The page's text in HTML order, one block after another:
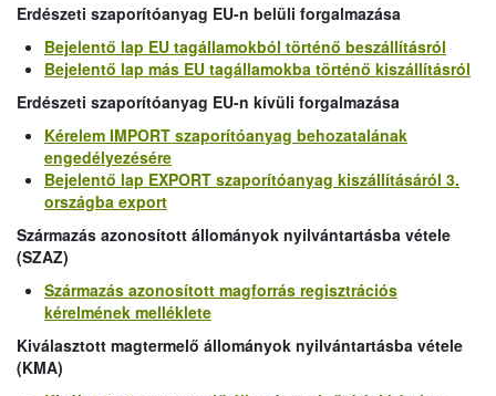
Erdészeti szaporítóanyag EU-n belüli forgalmazása
Bejelentő lap EU tagállamokból történő beszállításról
Bejelentő lap más EU tagállamokba történő kiszállításról
Erdészeti szaporítóanyag EU-n kívüli forgalmazása
Kérelem IMPORT szaporítóanyag behozatalának
engedélyezésére
Bejelentő lap EXPORT szaporítóanyag kiszállításáról 3.
országba export
Származás azonosított állományok nyilvántartásba vétele
(SZAZ)
Származás azonosított magforrás regisztrációs
kérelmének melléklete
Kiválasztott magtermelő állományok nyilvántartásba vétele
(KMA)